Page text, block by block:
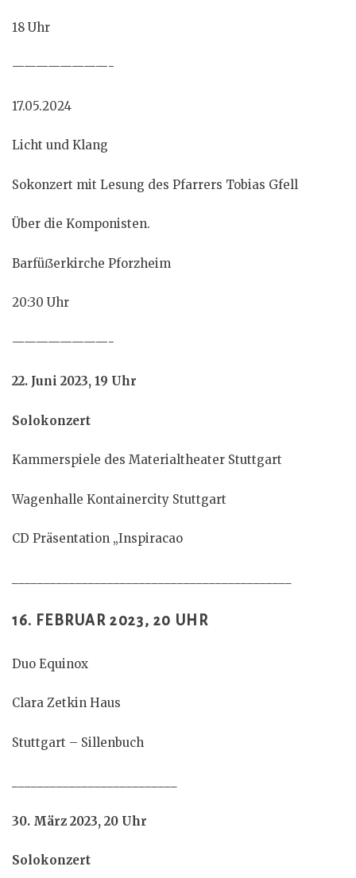
18 Uhr
————————-
17.05.2024
Licht und Klang
Sokonzert mit Lesung des Pfarrers Tobias Gfell
Über die Komponisten.
Barfüẞerkirche Pforzheim
20:30 Uhr
————————-
22. Juni 2023, 19 Uhr
Solokonzert
Kammerspiele des Materialtheater Stuttgart
Wagenhalle Kontainercity Stuttgart
CD Präsentation „Inspiracao
16. FEBRUAR 2023, 20 UHR
Duo Equinox
Clara Zetkin Haus
Stuttgart – Sillenbuch
30. März 2023, 20 Uhr
Solokonzert